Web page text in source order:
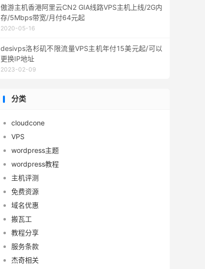
傲游主机香港阿里云CN2 GIA线路VPS主机上线/2G内
存/5Mbps带宽/月付64元起
2020-05-16
desivps洛杉矶不限流量VPS主机年付15美元起/可以
更换IP地址
2023-02-09
分类
cloudcone
VPS
wordpress主题
wordpress教程
主机评测
免费资源
域名优惠
搬瓦工
教程分享
服务条款
杰奇相关